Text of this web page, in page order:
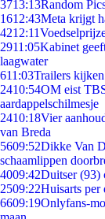
3713:13Random
1612:43Meta krijgt
4212:11
2911:05Kabinet
laagwater
611:03Trailers
2410:54OM eist
aardappelschilmesje
2410:18Vier
van Breda
5609:52Dikke Van
schaamlippen
4009:42Duitser (93)
2509:22Huisarts per
6609:19Onlyfans-